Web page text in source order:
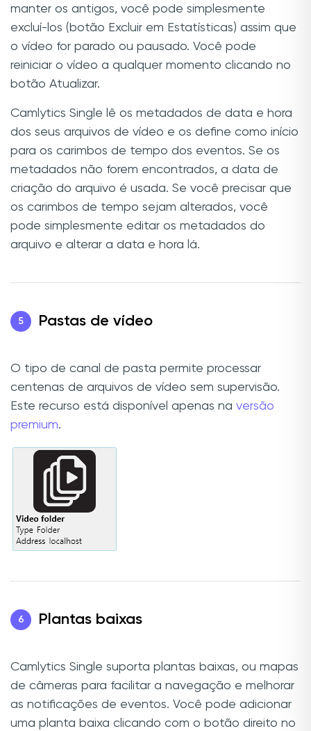
manter os antigos, você pode simplesmente
excluí-los (botão Excluir em Estatísticas) assim que
o vídeo for parado ou pausado. Você pode
reiniciar o vídeo a qualquer momento clicando no
botão Atualizar.
Camlytics Single lê os metadados de data e hora
dos seus arquivos de vídeo e os define como início
para os carimbos de tempo dos eventos. Se os
metadados não forem encontrados, a data de
criação do arquivo é usada. Se você precisar que
os carimbos de tempo sejam alterados, você
pode simplesmente editar os metadados do
arquivo e alterar a data e hora lá.
5 Pastas de vídeo
O tipo de canal de pasta permite processar
centenas de arquivos de vídeo sem supervisão.
Este recurso está disponível apenas na versão
premium.
6 Plantas baixas
Camlytics Single suporta plantas baixas, ou mapas
de câmeras para facilitar a navegação e melhorar
as notificações de eventos. Você pode adicionar
uma planta baixa clicando com o botão direito no